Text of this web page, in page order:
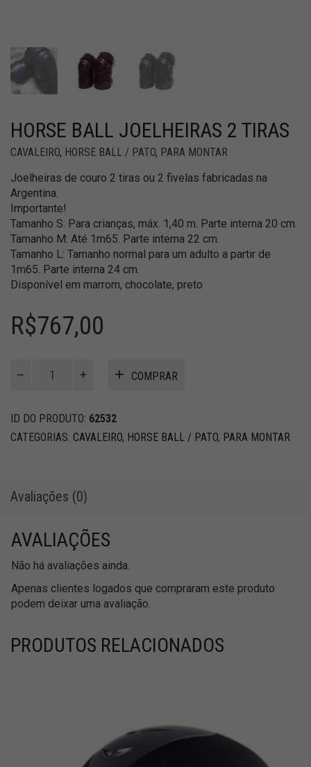
HORSE BALL JOELHEIRAS 2 TIRAS
CAVALEIRO, HORSE BALL / PATO, PARA MONTAR
Joelheiras de couro 2 tiras ou 2 fivelas fabricadas na
Argentina.
Importante!
Tamanho S: Para crianças, máx. 1,40 m. Parte interna 20 cm.
Tamanho M: Até 1m65. Parte interna 22 cm.
Tamanho L: Tamanho normal para um adulto a partir de
1m65. Parte interna 24 cm.
Disponível em marrom, chocolate, preto
R$767,00
2
Tiras
quantidade
COMPRAR
ID DO PRODUTO: 62532
CATEGORIAS: CAVALEIRO, HORSE BALL / PATO, PARA MONTAR
Avaliações (0)
AVALIAÇÕES
Não há avaliações ainda.
Apenas clientes logados que compraram este produto
podem deixar uma avaliação.
PRODUTOS RELACIONADOS